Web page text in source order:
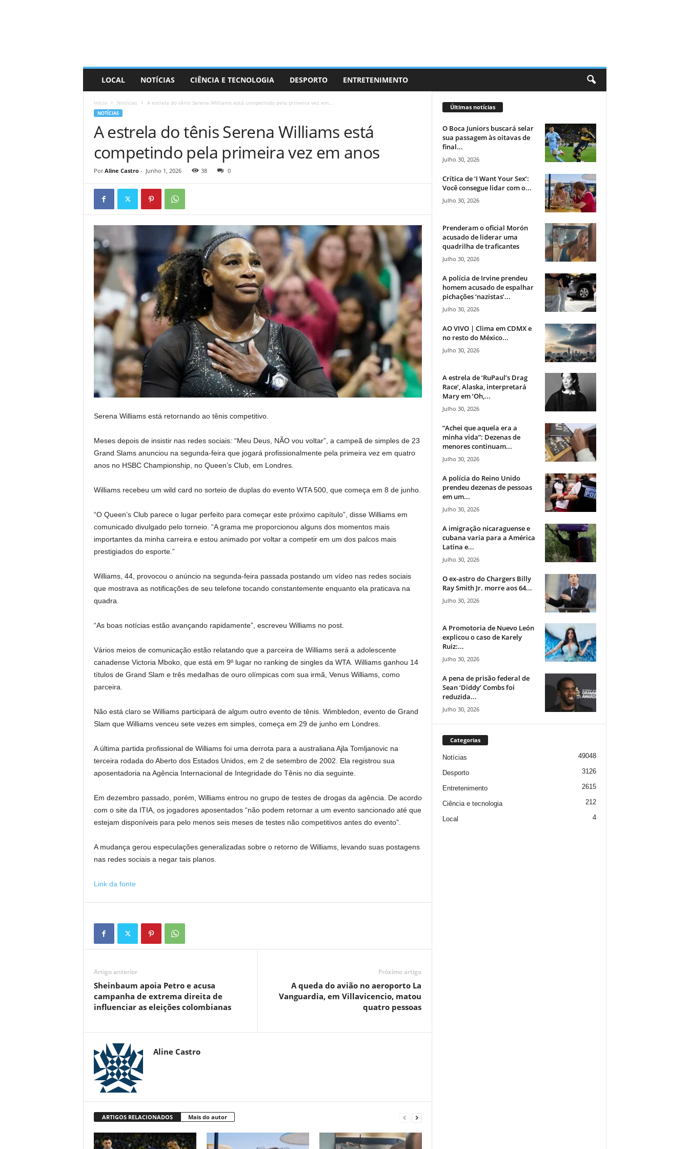
LOCAL NOTÍCIAS CIÊNCIA E TECNOLOGIA DESPORTO ENTRETENIMENTO
Início Notícias A estrela do tênis Serena Williams está competindo pela primeira vez em...
NOTÍCIAS
A estrela do tênis Serena Williams está
competindo pela primeira vez em anos
Por Aline Castro- Junho 1, 2026 38 0
Serena Williams está retornando ao tênis competitivo.
Meses depois de insistir nas redes sociais: “Meu Deus, NÃO vou voltar”, a campeã de simples de 23
Grand Slams anunciou na segunda-feira que jogará profissionalmente pela primeira vez em quatro
anos no HSBC Championship, no Queen’s Club, em Londres.
Williams recebeu um wild card no sorteio de duplas do evento WTA 500, que começa em 8 de junho.
“O Queen’s Club parece o lugar perfeito para começar este próximo capítulo”, disse Williams em
comunicado divulgado pelo torneio. “A grama me proporcionou alguns dos momentos mais
importantes da minha carreira e estou animado por voltar a competir em um dos palcos mais
prestigiados do esporte.”
Williams, 44, provocou o anúncio na segunda-feira passada postando um vídeo nas redes sociais
que mostrava as notificações de seu telefone tocando constantemente enquanto ela praticava na
quadra.
“As boas notícias estão avançando rapidamente”, escreveu Williams no post.
Vários meios de comunicação estão relatando que a parceira de Williams será a adolescente
canadense Victoria Mboko, que está em 9º lugar no ranking de singles da WTA. Williams ganhou 14
títulos de Grand Slam e três medalhas de ouro olímpicas com sua irmã, Venus Williams, como
parceira.
Não está claro se Williams participará de algum outro evento de tênis. Wimbledon, evento de Grand
Slam que Williams venceu sete vezes em simples, começa em 29 de junho em Londres.
A última partida profissional de Williams foi uma derrota para a australiana Ajla Tomljanovic na
terceira rodada do Aberto dos Estados Unidos, em 2 de setembro de 2002. Ela registrou sua
aposentadoria na Agência Internacional de Integridade do Tênis no dia seguinte.
Em dezembro passado, porém, Williams entrou no grupo de testes de drogas da agência. De acordo
com o site da ITIA, os jogadores aposentados “não podem retornar a um evento sancionado até que
estejam disponíveis para pelo menos seis meses de testes não competitivos antes do evento”.
A mudança gerou especulações generalizadas sobre o retorno de Williams, levando suas postagens
nas redes sociais a negar tais planos.
Link da fonte
Artigo anterior
Sheinbaum apoia Petro e acusa
campanha de extrema direita de
influenciar as eleições colombianas
Próximo artigo
A queda do avião no aeroporto La
Vanguardia, em Villavicencio, matou
quatro pessoas
Aline Castro
ARTIGOS RELACIONADOS Mais do autor
Últimas notícias
O Boca Juniors buscará selar
sua passagem às oitavas de
final...
Julho 30, 2026
Crítica de ‘I Want Your Sex’:
Você consegue lidar com o...
Julho 30, 2026
Prenderam o oficial Morón
acusado de liderar uma
quadrilha de traficantes
Julho 30, 2026
A polícia de Irvine prendeu
homem acusado de espalhar
pichações ‘nazistas’...
Julho 30, 2026
AO VIVO | Clima em CDMX e
no resto do México...
Julho 30, 2026
A estrela de ‘RuPaul’s Drag
Race’, Alaska, interpretará
Mary em ‘Oh,...
Julho 30, 2026
“Achei que aquela era a
minha vida”: Dezenas de
menores continuam...
Julho 30, 2026
A polícia do Reino Unido
prendeu dezenas de pessoas
em um...
Julho 30, 2026
A imigração nicaraguense e
cubana varia para a América
Latina e...
Julho 30, 2026
O ex-astro do Chargers Billy
Ray Smith Jr. morre aos 64...
Julho 30, 2026
A Promotoria de Nuevo León
explicou o caso de Karely
Ruiz:...
Julho 30, 2026
A pena de prisão federal de
Sean ‘Diddy’ Combs foi
reduzida...
Julho 30, 2026
Categorias
Notícias 49048
Desporto 3126
Entretenimento 2615
Ciência e tecnologia 212
Local 4